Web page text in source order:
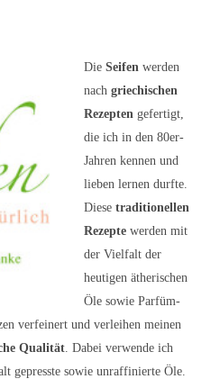
Die Seifen werden
nach griechischen
Rezepten gefertigt,
die ich in den 80er-
Jahren kennen und
lieben lernen durfte.
Diese traditionellen
Rezepte werden mit
der Vielfalt der
heutigen ätherischen
Öle sowie Parfüm-
verfeinert und verleihen meinen
Qualität. Dabei verwende ich
gepresste sowie unraffinierte Öle.